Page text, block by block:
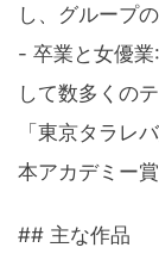
し、グループ
- 卒業と女優
して数多くの
「東京タラレ
本アカデミー
## 主な作品